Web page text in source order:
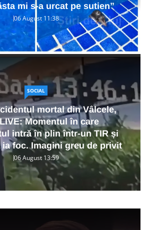
mi s-a urcat pe sutien”
06 August 11:38
SOCIAL
mortal din Vâlcele,
Momentul în care
intră în plin într-un TIR și
foc. Imagini greu de privit
06 August 13:59